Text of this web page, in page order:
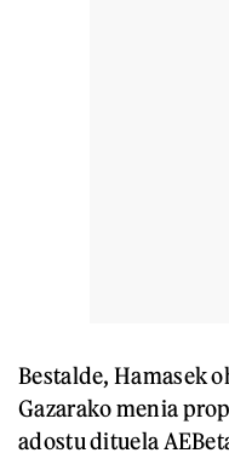
Bestalde, Hamasek
Gazarako menia
adostu dituela